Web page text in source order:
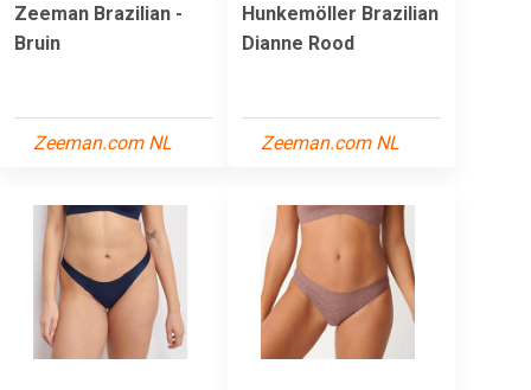
Zeeman Brazilian -
Bruin
Zeeman.com NL
Hunkemöller Brazilian
Dianne Rood
Zeeman.com NL